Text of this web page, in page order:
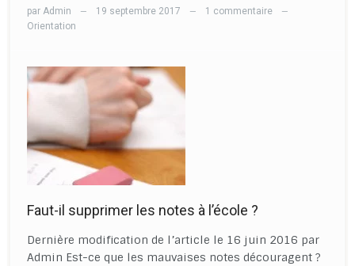
par Admin — 19 septembre 2017 — 1 commentaire —
Orientation
Faut-il supprimer les notes à l’école ?
Dernière modification de l’article le 16 juin 2016 par
Admin Est-ce que les mauvaises notes découragent ?